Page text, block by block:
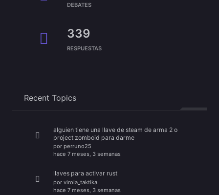
DEBATES
339
RESPUESTAS
Recent Topics
alguien tiene una llave de steam de arma 2 o
project zomboid para darme
por perruno25
hace 7 meses, 3 semanas
llaves para activar rust
por virola_taktika
hace 7 meses, 3 semanas